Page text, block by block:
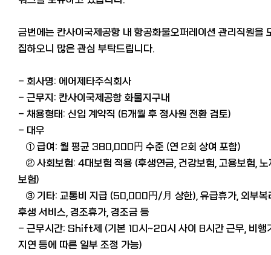
금번에는 칸사이국제공항 내 항공화물오퍼레이션 관리직원을
집하오니 많은 관심 부탁드립니다.
- 회사명: 에어제타주식회사
- 근무지: 칸사이국제공항 화물지구내
- 채용형태: 신입 계약직 (6개월 후 정사원 전환 검토)
- 대우
① 급여: 월 평균 380,000円 수준 (연 2회 상여 포함)
② 사회보험: 4대보험 적용 (후생연금, 건강보험, 고용보험, 노
보험)
③ 기타: 교통비 지급 (50,000円/月 상한), 유급휴가, 외부복
후생 서비스, 경조휴가, 경조금 등
- 근무시간: Shift제 (기본 10시~20시 사이 8시간 근무, 비행
지연 등에 따른 일부 조정 가능)